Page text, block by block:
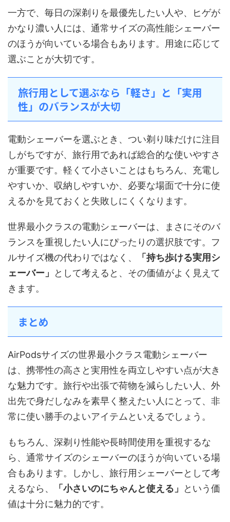
一方で、毎日の深剃りを最優先したい人や、ヒゲが
かなり濃い人には、通常サイズの高性能シェーバー
のほうが向いている場合もあります。用途に応じて
選ぶことが大切です。
旅行用として選ぶなら「軽さ」と「実用
性」のバランスが大切
電動シェーバーを選ぶとき、つい剃り味だけに注目
しがちですが、旅行用であれば総合的な使いやすさ
が重要です。軽くて小さいことはもちろん、充電し
やすいか、収納しやすいか、必要な場面で十分に使
えるかを見ておくと失敗しにくくなります。
世界最小クラスの電動シェーバーは、まさにそのバ
ランスを重視したい人にぴったりの選択肢です。フ
ルサイズ機の代わりではなく、
「持ち歩ける実用シ
ェーバー」
として考えると、その価値がよく見えて
きます。
まとめ
AirPodsサイズの世界最小クラス電動シェーバー
は、携帯性の高さと実用性を両立しやすい点が大き
な魅力です。旅行や出張で荷物を減らしたい人、外
出先で身だしなみを素早く整えたい人にとって、非
常に使い勝手のよいアイテムといえるでしょう。
もちろん、深剃り性能や長時間使用を重視するな
ら、通常サイズのシェーバーのほうが向いている場
合もあります。しかし、旅行用シェーバーとして考
えるなら、
「小さいのにちゃんと使える」
という価
値は十分に魅力的です。